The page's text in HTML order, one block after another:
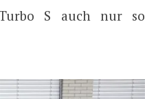
S auch nur so